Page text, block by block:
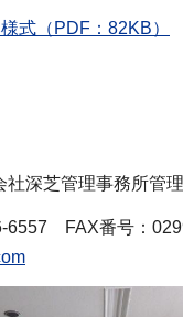
式（PDF：82KB）
社深芝管理事務所管
6557 FAX番号：